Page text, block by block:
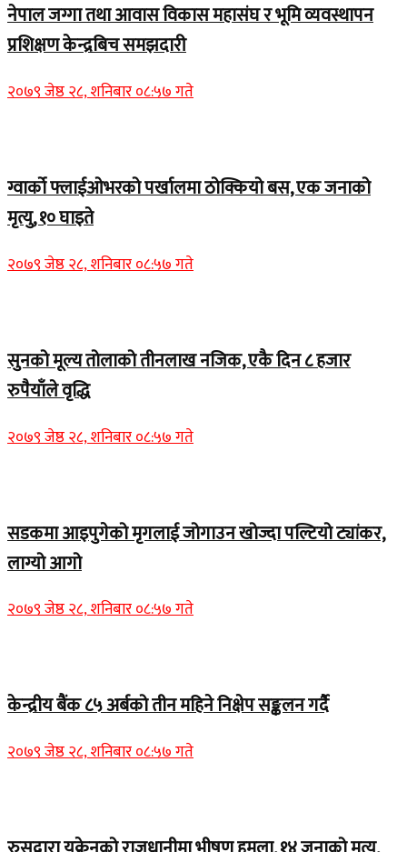
नेपाल जग्गा तथा आवास विकास महासंघ र भूमि व्यवस्थापन
प्रशिक्षण केन्द्रबिच समझदारी
२०७९ जेष्ठ २८, शनिबार ०८:५७ गते
ग्वार्को फ्लाईओभरको पर्खालमा ठोक्कियो बस, एक जनाको
मृत्यु, १० घाइते
२०७९ जेष्ठ २८, शनिबार ०८:५७ गते
सुनको मूल्य तोलाको तीनलाख नजिक, एकै दिन ८ हजार
रुपैयाँले वृद्धि
२०७९ जेष्ठ २८, शनिबार ०८:५७ गते
सडकमा आइपुगेको मृगलाई जोगाउन खोज्दा पल्टियो ट्यांकर,
लाग्यो आगो
२०७९ जेष्ठ २८, शनिबार ०८:५७ गते
केन्द्रीय बैंक ८५ अर्बको तीन महिने निक्षेप सङ्कलन गर्दै
२०७९ जेष्ठ २८, शनिबार ०८:५७ गते